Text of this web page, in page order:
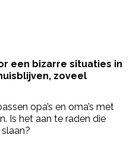
een bizarre situaties in
zoveel
opa’s en oma’s met
Is het aan te raden die